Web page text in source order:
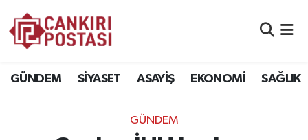
GÜNDEM SİYASET ASAYİŞ EKONOMİ SAĞLIK
GÜNDEM